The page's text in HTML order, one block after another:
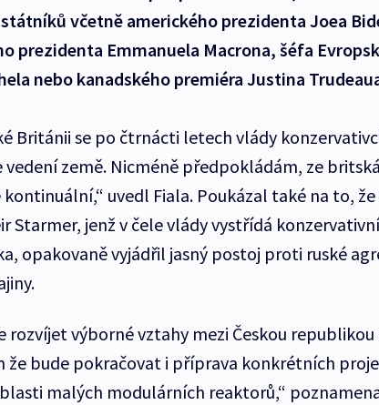
včetně amerického prezidenta Joea
prezidenta Emmanuela Macrona, šéfa
nebo kanadského premiéra Justina
Británii se po čtrnácti letech vlády
vedení země. Nicméně předpokládám, ze
uvedl Fiala. Poukázal také na to,
Starmer, jenž v čele vlády vystřídá
opakovaně vyjádřil jasný postoj proti ruské
rozvíjet výborné vztahy mezi Českou republikou
že bude pokračovat i příprava konkrétních
malých modulárních reaktorů,“